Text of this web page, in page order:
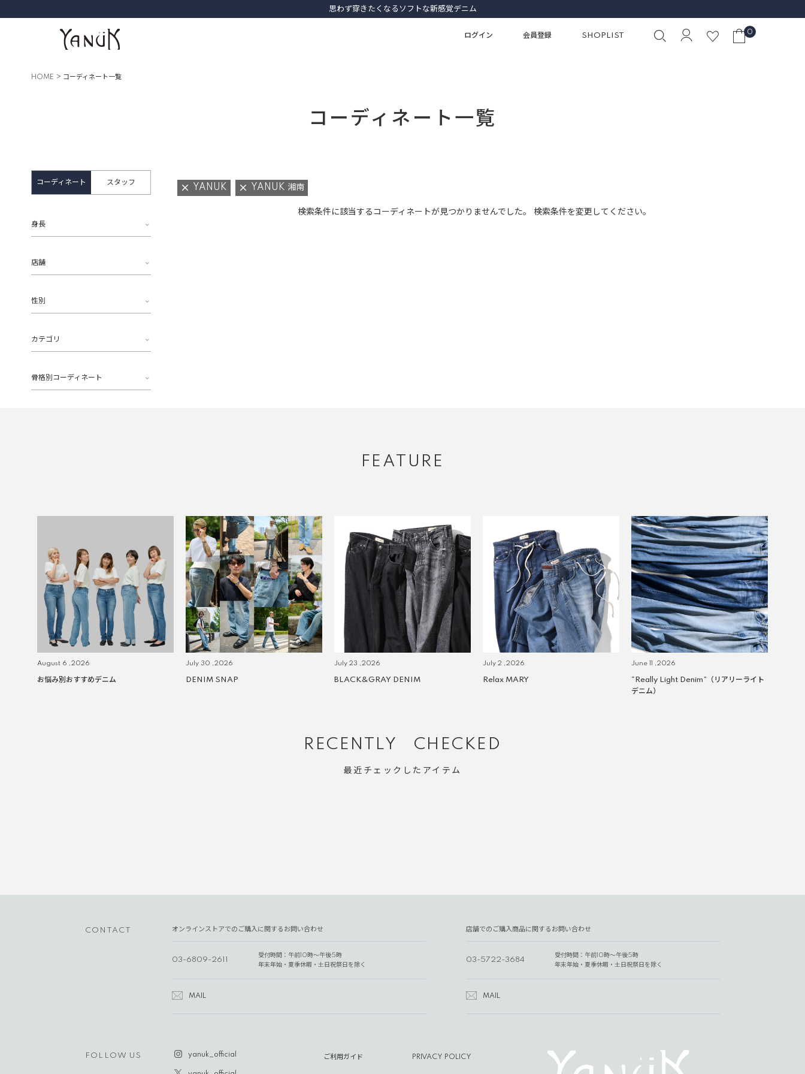
思わず穿きたくなるソフトな新感覚デニム
ログイン 会員登録 SHOPLIST 0
HOME コーディネート一覧
コーディネート一覧
コーディネート スタッフ
身長
店舗
性別
カテゴリ
骨格別コーディネート
YANUK YANUK 湘南
検索条件に該当するコーディネートが見つかりませんでした。 検索条件を変更してください。
FEATURE
August 6 ,2026
お悩み別おすすめデニム
July 30 ,2026
DENIM SNAP
July 23 ,2026
BLACK&GRAY DENIM
July 2 ,2026
Relax MARY
June 11 ,2026
“Really Light Denim”（リアリーライト
デニム）
RECENTLY CHECKED
最近チェックしたアイテム
CONTACT オンラインストアでのご購入に関するお問い合わせ
03-6809-2611
受付時間：午前10時～午後5時
年末年始・夏季休暇・土日祝祭日を除く
MAIL
店舗でのご購入商品に関するお問い合わせ
03-5722-3684
受付時間：午前10時～午後5時
年末年始・夏季休暇・土日祝祭日を除く
MAIL
FOLLOW US yanuk_official ご利用ガイド PRIVACY POLICY